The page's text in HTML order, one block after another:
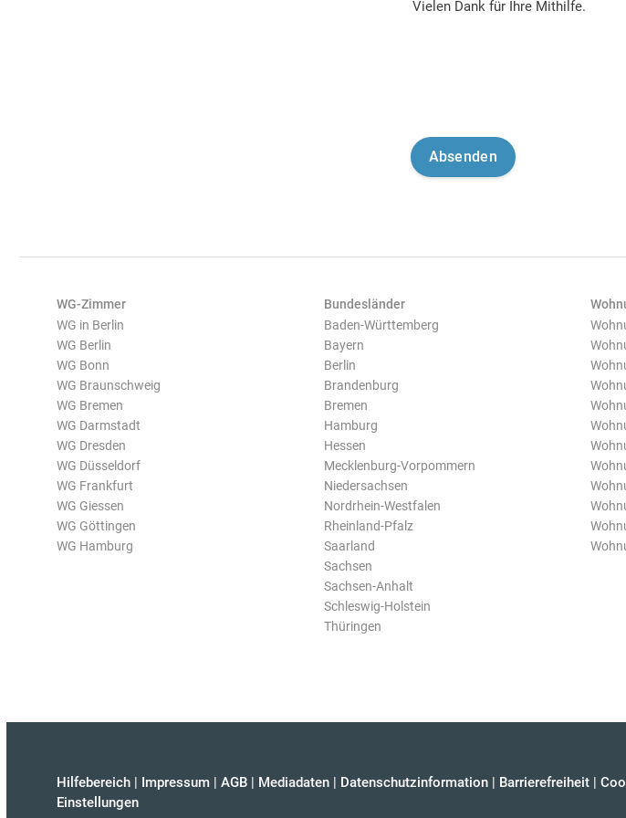
Vielen Dank für Ihre Mithilfe.
WG-Zimmer
WG in Berlin
WG Berlin
WG Bonn
WG Braunschweig
WG Bremen
WG Darmstadt
WG Dresden
WG Düsseldorf
WG Frankfurt
WG Giessen
WG Göttingen
WG Hamburg
Bundesländer
Baden-Württemberg
Bayern
Berlin
Brandenburg
Bremen
Hamburg
Hessen
Mecklenburg-Vorpommern
Niedersachsen
Nordrhein-Westfalen
Rheinland-Pfalz
Saarland
Sachsen
Sachsen-Anhalt
Schleswig-Holstein
Thüringen
Hilfebereich | Impressum | AGB | Mediadaten | Datenschutzinformation | Barrierefreiheit |
Einstellungen